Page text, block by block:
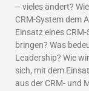
– vieles ändert?
CRM-System dem
Einsatz eines
bringen? Was
Leadership? Wie
sich, mit dem
aus der CRM- und